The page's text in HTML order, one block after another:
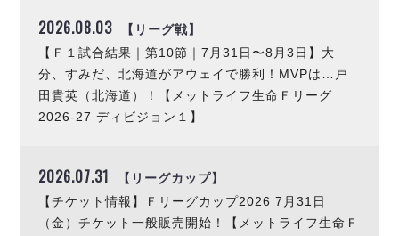
2026.08.03 【リーグ戦】
【Ｆ１試合結果｜第10節｜7月31日〜8月3日】大
分、すみだ、北海道がアウェイで勝利！MVPは…戸
田貴英（北海道）！【メットライフ生命Ｆリーグ
2026-27 ディビジョン１】
2026.07.31 【リーグカップ】
【チケット情報】Ｆリーグカップ2026 7月31日
（金）チケット一般販売開始！【メットライフ生命Ｆ